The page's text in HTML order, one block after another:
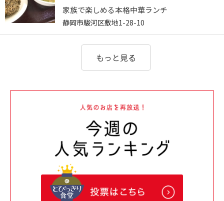
家族で楽しめる本格中華ランチ
静岡市駿河区敷地1-28-10
もっと見る